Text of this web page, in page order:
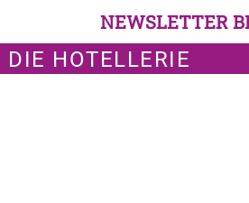
NEWSLETTER
HOTELLERIE